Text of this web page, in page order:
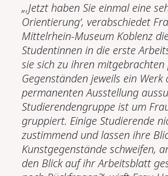
„‚Jetzt haben Sie einmal eine
Orientierung‘, verabschiedet
Mittelrhein-Museum Koblenz
Studentinnen in die erste
sie sich zu ihren mitgebrachten
Gegenständen jeweils ein Werk
permanenten Ausstellung
Studierendengruppe ist um
gruppiert. Einige Studierende
zustimmend und lassen ihre
Kunstgegenstände schweifen,
den Blick auf ihr Arbeitsblatt